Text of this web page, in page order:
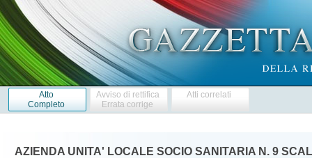
Atto
Completo
Avviso di rettifica
Errata corrige
Atti correlati
AZIENDA UNITA' LOCALE SOCIO SANITARIA N. 9